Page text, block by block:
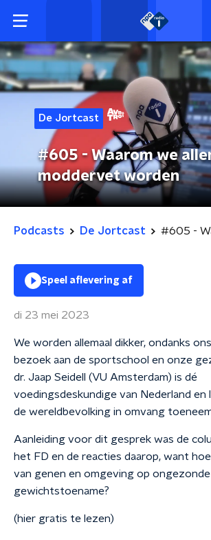
De Jortcast
#605 - Waarom we
moddervet worden
Podcasts De Jortcast
Speel aflevering af
di 23 mei 2023
We worden allemaal dikker, ondanks
bezoek aan de sportschool en onze
dr. Jaap Seidell (VU Amsterdam) is dé
voedingsdeskundige van Nederland en
de wereldbevolking in omvang
Aanleiding voor dit gesprek was de
het FD en de reacties daarop, want
van genen en omgeving op ongezonde
gewichtstoename?
(hier gratis te lezen)